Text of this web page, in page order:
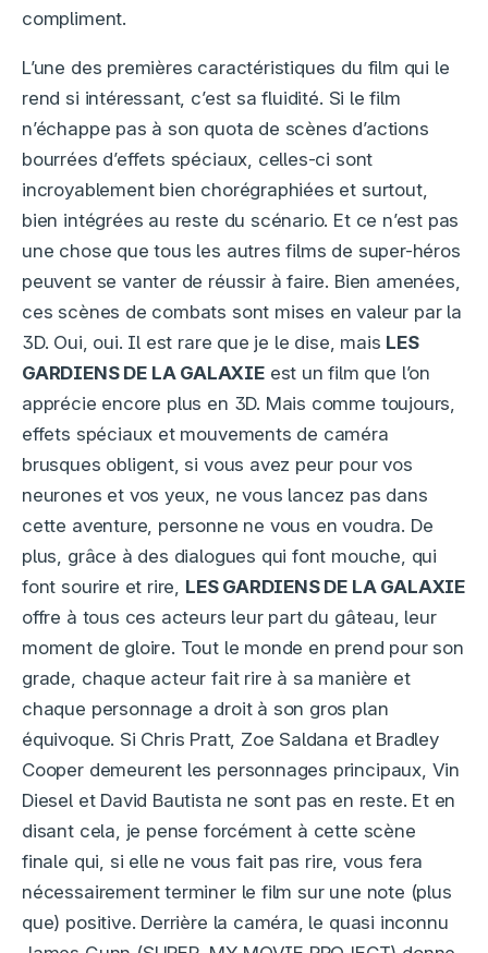
compliment.
L’une des premières caractéristiques du film qui le
rend si intéressant, c’est sa fluidité. Si le film
n’échappe pas à son quota de scènes d’actions
bourrées d’effets spéciaux, celles-ci sont
incroyablement bien chorégraphiées et surtout,
bien intégrées au reste du scénario. Et ce n’est pas
une chose que tous les autres films de super-héros
peuvent se vanter de réussir à faire. Bien amenées,
ces scènes de combats sont mises en valeur par la
3D. Oui, oui. Il est rare que je le dise, mais LES
GARDIENS DE LA GALAXIEest un film que l’on
apprécie encore plus en 3D. Mais comme toujours,
effets spéciaux et mouvements de caméra
brusques obligent, si vous avez peur pour vos
neurones et vos yeux, ne vous lancez pas dans
cette aventure, personne ne vous en voudra. De
plus, grâce à des dialogues qui font mouche, qui
font sourire et rire, LES GARDIENS DE LA GALAXIE
offre à tous ces acteurs leur part du gâteau, leur
moment de gloire. Tout le monde en prend pour son
grade, chaque acteur fait rire à sa manière et
chaque personnage a droit à son gros plan
équivoque. Si Chris Pratt, Zoe Saldana et Bradley
Cooper demeurent les personnages principaux, Vin
Diesel et David Bautista ne sont pas en reste. Et en
disant cela, je pense forcément à cette scène
finale qui, si elle ne vous fait pas rire, vous fera
nécessairement terminer le film sur une note (plus
que) positive. Derrière la caméra, le quasi inconnu